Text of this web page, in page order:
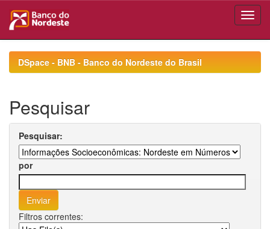
navigationDSpace - BNB - Banco do Nordeste do Brasil
Pesquisar
Pesquisar:
por
Filtros correntes: